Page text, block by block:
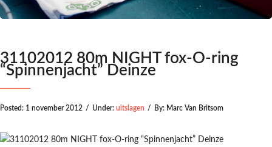
31102012 80m NIGHT fox-O-ring
“Spinnenjacht” Deinze
Posted: 1 november 2012 / Under: uitslagen / By: Marc Van Britsom